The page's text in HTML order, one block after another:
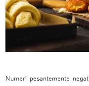
Numeri pesantemente